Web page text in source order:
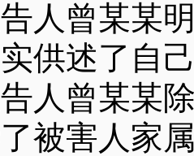
人曾某某
供述了自
人曾某某
被害人家